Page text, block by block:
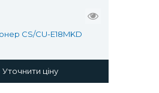
CS/CU-Е18MKD
Уточнити ціну